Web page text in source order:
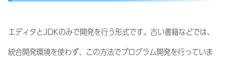
エディタとJDKのみで開発を行う形式です。古い書籍などでは、
統合開発環境を使わず、この方法でプログラム開発を行っていま